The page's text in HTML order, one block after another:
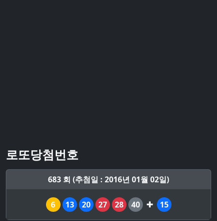
로또당첨번호
683 회 (추첨일 : 2016년 01월 02일)
6 13 20 27 28 40 15